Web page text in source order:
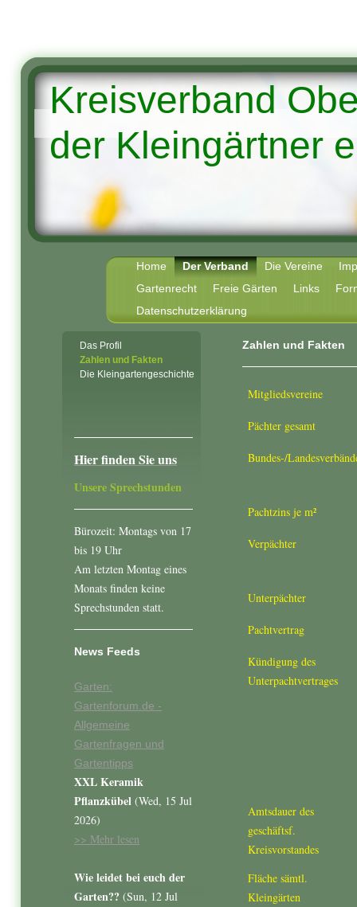
Kreisverband
der Kleingärtner
Home Der Verband Die Vereine
Gartenrecht
Freie Gärten Links
Datenschutzerklärung
Zahlen und Fakten
Mitgliedsvereine
Pächter gesamt
Bundes-/
Pachtzins je m²
Verpächter
Unterpächter
Pachtvertrag
Kündigung des
Unterpachtvertrages
Amtsdauer des
geschäftsf.
Kreisvorstandes
Fläche sämtl.
Kleingärten
Das Profil
Zahlen und Fakten
Die Kleingartengeschichte
Hier finden Sie uns
Unsere Sprechstunden
Bürozeit: Montags von 17
bis 19 Uhr
Am letzten Montag eines
Monats finden keine
Sprechstunden statt.
News Feeds
Garten:
Gartenforum.de -
Allgemeine
Gartenfragen und
Gartentipps
XXL Keramik
Pflanzkübel (Wed, 15 Jul
2026)
>> Mehr lesen
Wie leidet bei euch der
Garten?? (Sun, 12 Jul